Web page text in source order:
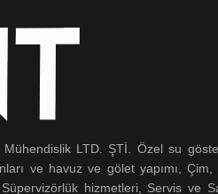
LTD. ŞTİ. Özel su
ve havuz ve gölet yapımı, Çim,
hizmetleri, Servis ve